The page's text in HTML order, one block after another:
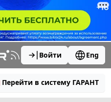
Войти Eng
Перейти в систему ГАРАНТ